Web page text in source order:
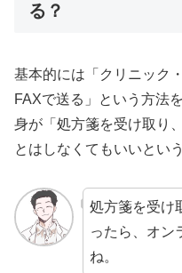
る？
基本的には「クリニック
FAXで送る」という方法
身が「処方箋を受け取り
とはしなくてもいいとい
処方箋を受け
ったら、オン
ね。